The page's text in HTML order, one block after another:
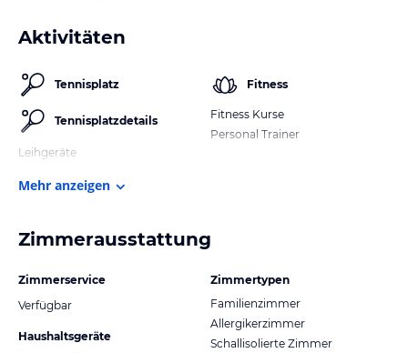
Aktivitäten
Tennisplatz
Tennisplatzdetails
Leihgeräte
Fitness
Fitness Kurse
Personal Trainer
Mehr anzeigen
Zimmerausstattung
Zimmerservice
Verfügbar
Haushaltsgeräte
Zimmertypen
Familienzimmer
Allergikerzimmer
Schallisolierte Zimmer